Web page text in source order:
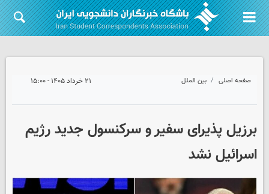
صفحه اصلی بین الملل ۲۱ خرداد ۱۴۰۵ - ۱۵:۰۰
برزیل پذیرای سفیر و سرکنسول جدید رژیم
اسرائیل نشد